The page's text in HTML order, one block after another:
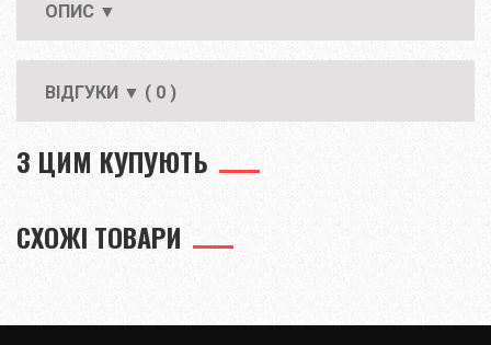
ОПИС ▼
ВІДГУКИ ▼ ( 0 )
З ЦИМ КУПУЮТЬ
СХОЖІ ТОВАРИ